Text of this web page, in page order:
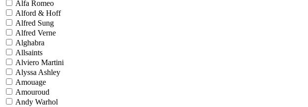
Alfa Romeo
Alford & Hoff
Alfred Sung
Alfred Verne
Alghabra
Allsaints
Alviero Martini
Alyssa Ashley
Amouage
Amouroud
Andy Warhol